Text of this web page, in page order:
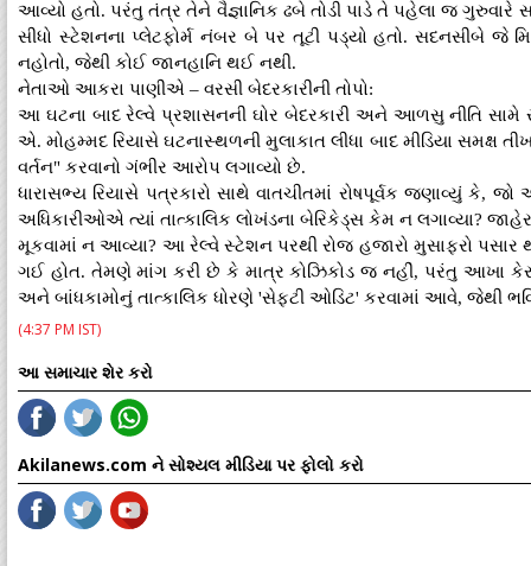
આવ્યો હતો. પરંતુ તંત્ર તેને વૈજ્ઞાનિક ઢબે તોડી પાડે તે પહેલા જ ગુરુવારે
સીધો સ્ટેશનના પ્લેટફોર્મ નંબર બે પર તૂટી પડ્યો હતો. સદનસીબે જે
નહોતો, જેથી કોઈ જાનહાનિ થઈ નથી.
નેતાઓ આકરા પાણીએ – વરસી બેદરકારીની તોપો:
આ ઘટના બાદ રેલ્વે પ્રશાસનની ઘોર બેદરકારી અને આળસુ નીતિ સામે
એ. મોહમ્મદ રિયાસે ઘટનાસ્થળની મુલાકાત લીધા બાદ મીડિયા સમક્ષ
વર્તન" કરવાનો ગંભીર આરોપ લગાવ્યો છે.
ધારાસભ્ય રિયાસે પત્રકારો સાથે વાતચીતમાં રોષપૂર્વક જણાવ્યું કે,
અધિકારીઓએ ત્યાં તાત્કાલિક લોખંડના બેરિકેડ્સ કેમ ન લગાવ્યા?
મૂકવામાં ન આવ્યા? આ રેલ્વે સ્ટેશન પરથી રોજ હજારો મુસાફરો
ગઈ હોત. તેમણે માંગ કરી છે કે માત્ર કોઝિકોડ જ નહીં, પરંતુ આખા
અને બાંધકામોનું તાત્કાલિક ધોરણે 'સેફ્ટી ઓડિટ' કરવામાં આવે, જેથી
(4:37 PM IST)
આ સમાચાર શેર કરો
Akilanews.com ને સોશ્યલ મીડિયા પર ફોલો કરો